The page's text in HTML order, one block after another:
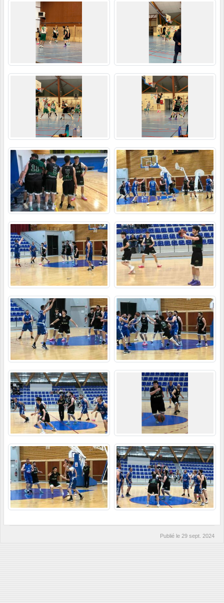
Publié le 29 sept. 2024